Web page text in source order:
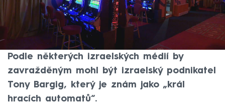
Policie pátrá po pachateli, který ve středu
v Seifertově ulici v Praze 3 zabil cizince.
Podezřívá ho z vraždy. Uvedla to na síti X.
Podle některých izraelských médií by
zavražděným mohl být izraelský podnikatel
Tony Bargig, který je znám jako „král
hracích automatů“.